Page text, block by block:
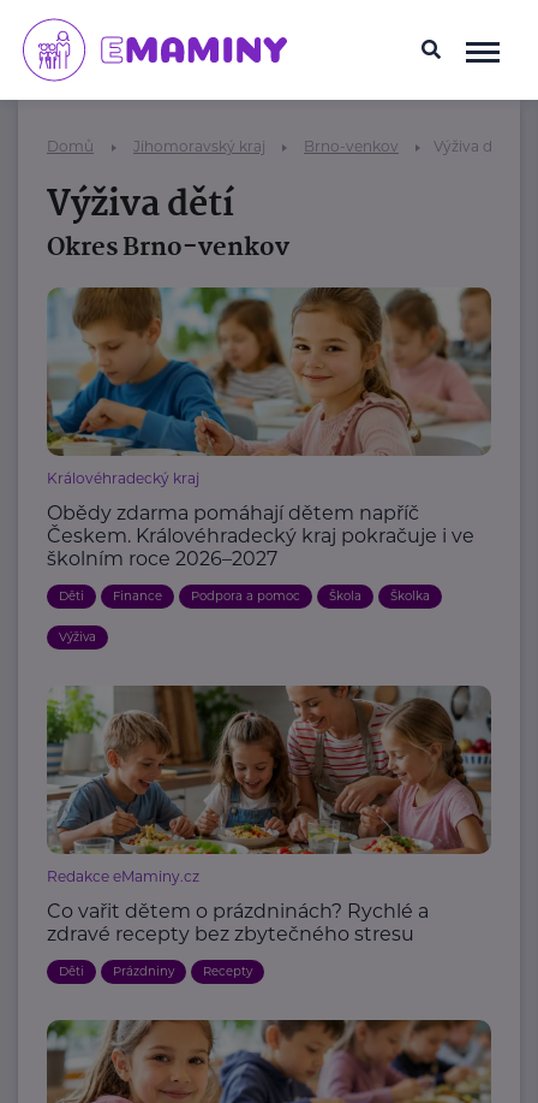
Domů Jihomoravský kraj Brno-venkov Výživa dětí
Výživa dětí
Okres Brno-venkov
Královéhradecký kraj
Obědy zdarma pomáhají dětem napříč
Českem. Královéhradecký kraj pokračuje i ve
školním roce 2026–2027
Děti Finance Podpora a pomoc Škola Školka
Výživa
Redakce eMaminy.cz
Co vařit dětem o prázdninách? Rychlé a
zdravé recepty bez zbytečného stresu
Děti Prázdniny Recepty